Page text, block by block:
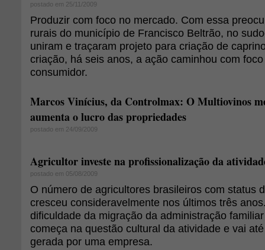
postado em 25/11/2009
Produzir com foco no mercado. Com essa
rurais do município de Francisco Beltrão, no
uniram e traçaram projeto para criação de
criação, há seis anos, a ação caminhou com
consumidor.
Marcos Vinícius, da Controlmax: O Multiovinos
aumenta o lucro das propriedades
postado em 24/09/2009
Agricultor investe na profissionalização da
postado em 05/08/2009
O número de agricultores brasileiros com status
cresceu consideravelmente nos últimos três
dificuldade da migração da administração
começa na questão cultural da atividade e vai
gerada por uma empresa.